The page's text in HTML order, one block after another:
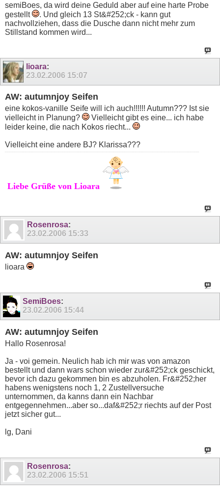
semiBoes, da wird deine Geduld aber auf eine harte Probe
gestellt
. Und gleich 13 St&#252;ck - kann gut
nachvollziehen, dass die Dusche dann nicht mehr zum
Stillstand kommen wird...
lioara:
23.02.2006 15:07
AW: autumnjoy Seifen
eine kokos-vanille Seife will ich auch!!!!!! Autumn??? Ist sie
vielleicht in Planung?
Vielleicht gibt es eine... ich habe
leider keine, die nach Kokos riecht...
Vielleicht eine andere BJ? Klarissa???
Liebe Grüße von Lioara
Rosenrosa:
23.02.2006 15:33
AW: autumnjoy Seifen
lioara
SemiBoes:
23.02.2006 15:44
AW: autumnjoy Seifen
Hallo Rosenrosa!
Ja - voi gemein. Neulich hab ich mir was von amazon
bestellt und dann wars schon wieder zur&#252;ck geschickt,
bevor ich dazu gekommen bin es abzuholen. Fr&#252;her
habens wenigstens noch 1, 2 Zustellversuche
unternommen, da kanns dann ein Nachbar
entgegennehmen...aber so...daf&#252;r riechts auf der Post
jetzt sicher gut...
lg, Dani
Rosenrosa:
23.02.2006 15:51